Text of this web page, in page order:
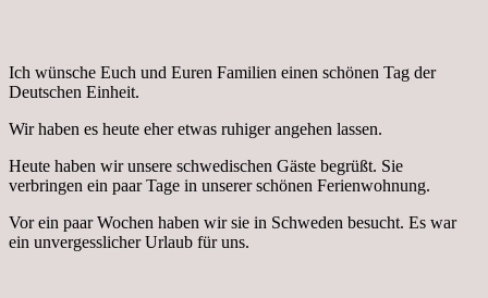
Ich wünsche Euch und Euren Familien einen schönen Tag der
Deutschen Einheit.
Wir haben es heute eher etwas ruhiger angehen lassen.
Heute haben wir unsere schwedischen Gäste begrüßt. Sie
verbringen ein paar Tage in unserer schönen Ferienwohnung.
Vor ein paar Wochen haben wir sie in Schweden besucht. Es war
ein unvergesslicher Urlaub für uns.